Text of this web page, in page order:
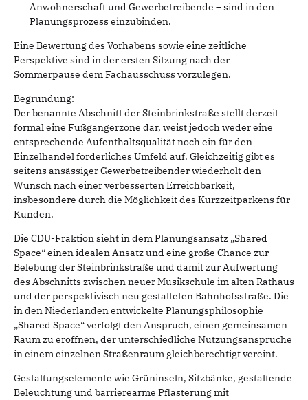
Anwohnerschaft und Gewerbetreibende – sind in den
Planungsprozess einzubinden.
Eine Bewertung des Vorhabens sowie eine zeitliche
Perspektive sind in der ersten Sitzung nach der
Sommerpause dem Fachausschuss vorzulegen.
Begründung:
Der benannte Abschnitt der Steinbrinkstraße stellt derzeit
formal eine Fußgängerzone dar, weist jedoch weder eine
entsprechende Aufenthaltsqualität noch ein für den
Einzelhandel förderliches Umfeld auf. Gleichzeitig gibt es
seitens ansässiger Gewerbetreibender wiederholt den
Wunsch nach einer verbesserten Erreichbarkeit,
insbesondere durch die Möglichkeit des Kurzzeitparkens für
Kunden.
Die CDU-Fraktion sieht in dem Planungsansatz „Shared
Space“ einen idealen Ansatz und eine große Chance zur
Belebung der Steinbrinkstraße und damit zur Aufwertung
des Abschnitts zwischen neuer Musikschule im alten Rathaus
und der perspektivisch neu gestalteten Bahnhofsstraße. Die
in den Niederlanden entwickelte Planungsphilosophie
„Shared Space“ verfolgt den Anspruch, einen gemeinsamen
Raum zu eröffnen, der unterschiedliche Nutzungsansprüche
in einem einzelnen Straßenraum gleichberechtigt vereint.
Gestaltungselemente wie Grüninseln, Sitzbänke, gestaltende
Beleuchtung und barrierearme Pflasterung mit